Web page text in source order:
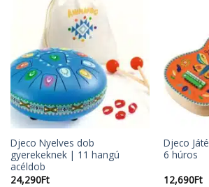
Djeco Nyelves dob
gyerekeknek | 11 hangú
acéldob
24,290Ft
Djeco
6 húros
12,690Ft